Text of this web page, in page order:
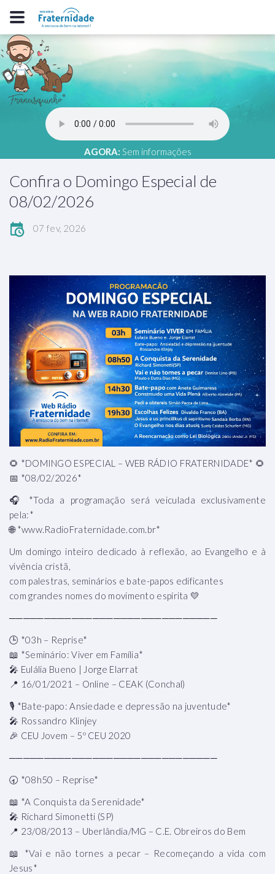
AGORA: Sem informações
Confira o Domingo Especial de
08/02/2026
07 fev, 2026
🌻 *DOMINGO ESPECIAL – WEB RÁDIO FRATERNIDADE* 🌻
📅 *08/02/2026*
🎧 *Toda a programação será veiculada exclusivamente
pela:*
🌐 *www.RadioFraternidade.com.br*
Um domingo inteiro dedicado à reflexão, ao Evangelho e à
vivência cristã,
com palestras, seminários e bate-papos edificantes
com grandes nomes do movimento espírita 💛
──────────────────────────────
🕒 *03h – Reprise*
📖 *Seminário: Viver em Família*
🎤 Eulália Bueno | Jorge Elarrat
📍 16/01/2021 – Online – CEAK (Conchal)
🎙 *Bate-papo: Ansiedade e depressão na juventude*
🎤 Rossandro Klinjey
🎉 CEU Jovem – 5º CEU 2020
──────────────────────────────
🕣 *08h50 – Reprise*
📖 *A Conquista da Serenidade*
🎤 Richard Simonetti (SP)
📍 23/08/2013 – Uberlândia/MG – C.E. Obreiros do Bem
📖 *Vai e não tornes a pecar – Recomeçando a vida com
Jesus*